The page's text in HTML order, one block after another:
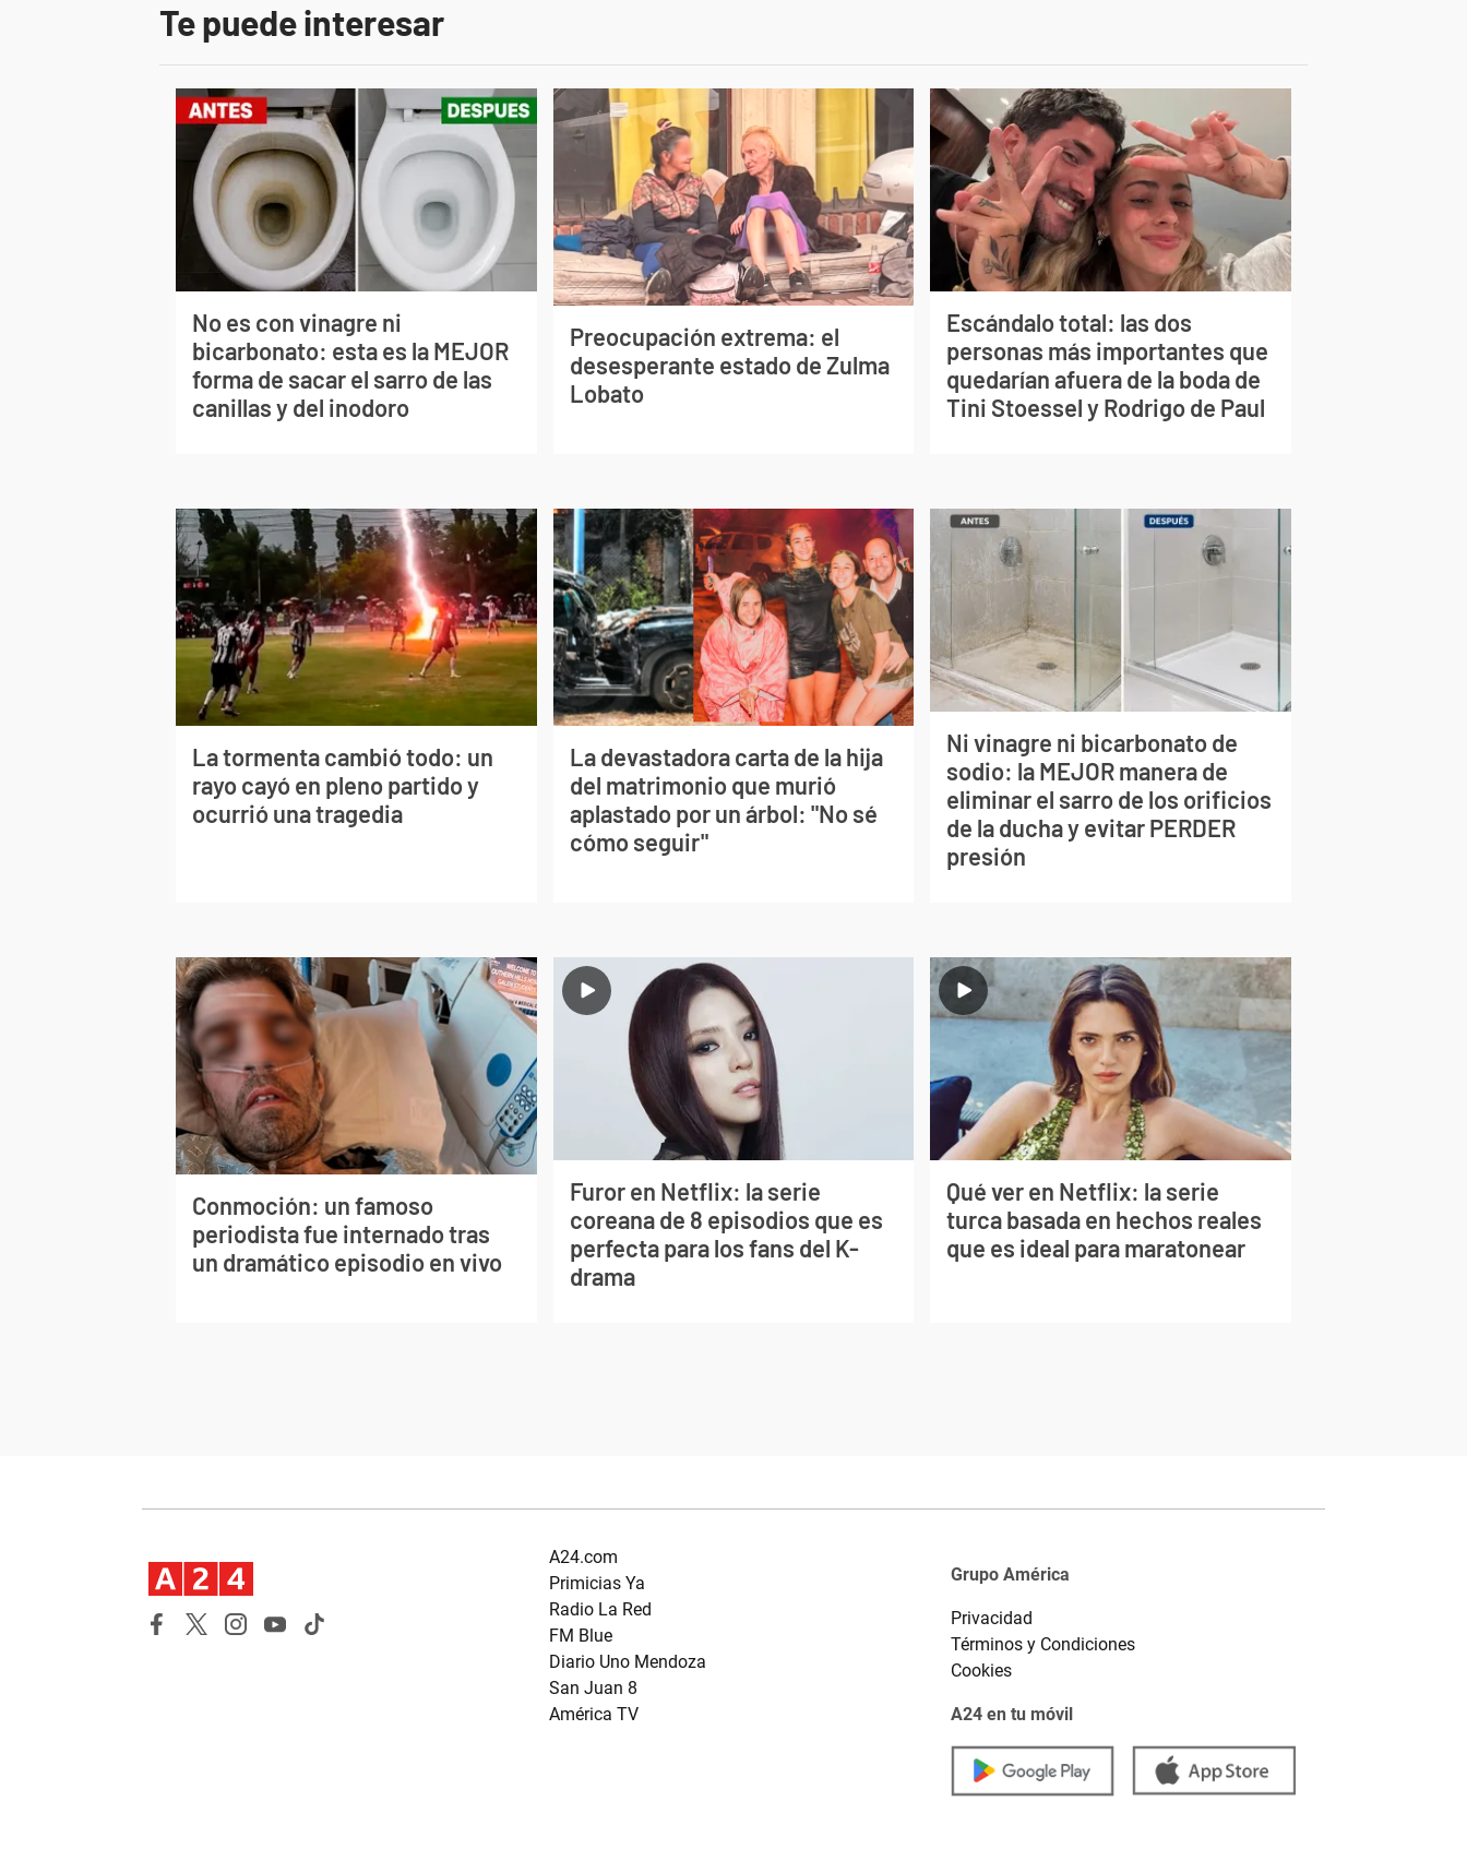
Te puede interesar
No es con vinagre ni
bicarbonato: esta es la MEJOR
forma de sacar el sarro de las
canillas y del inodoro
Preocupación extrema: el
desesperante estado de Zulma
Lobato
Escándalo total: las dos
personas más importantes que
quedarían afuera de la boda de
Tini Stoessel y Rodrigo de Paul
La tormenta cambió todo: un
rayo cayó en pleno partido y
ocurrió una tragedia
La devastadora carta de la hija
del matrimonio que murió
aplastado por un árbol: "No sé
cómo seguir"
Ni vinagre ni bicarbonato de
sodio: la MEJOR manera de
eliminar el sarro de los orificios
de la ducha y evitar PERDER
presión
Conmoción: un famoso
periodista fue internado tras
un dramático episodio en vivo
Furor en Netflix: la serie
coreana de 8 episodios que es
perfecta para los fans del K-
drama
Qué ver en Netflix: la serie
turca basada en hechos reales
que es ideal para maratonear
A24.com
Primicias Ya
Radio La Red
FM Blue
Diario Uno Mendoza
San Juan 8
América TV
Grupo América
Privacidad
Términos y Condiciones
Cookies
A24 en tu móvil